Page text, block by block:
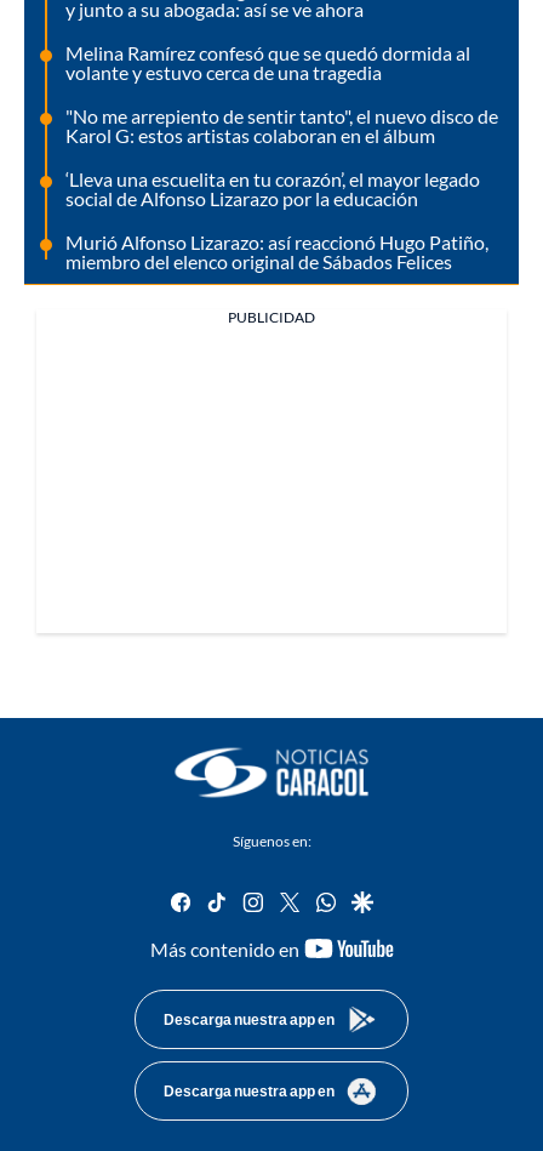
y junto a su abogada: así se ve ahora
Melina Ramírez confesó que se quedó dormida al
volante y estuvo cerca de una tragedia
"No me arrepiento de sentir tanto", el nuevo disco de
Karol G: estos artistas colaboran en el álbum
‘Lleva una escuelita en tu corazón’, el mayor legado
social de Alfonso Lizarazo por la educación
Murió Alfonso Lizarazo: así reaccionó Hugo Patiño,
miembro del elenco original de Sábados Felices
PUBLICIDAD
Síguenos en:
facebook
tiktok instagram
twitterwhatsapp
google
Más contenido en
youtube-
Descarga nuestra app en
Descarga nuestra app en